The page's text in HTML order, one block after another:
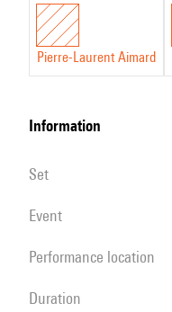
Pierre-Laurent Aimard
information
set
event
performance location
duration